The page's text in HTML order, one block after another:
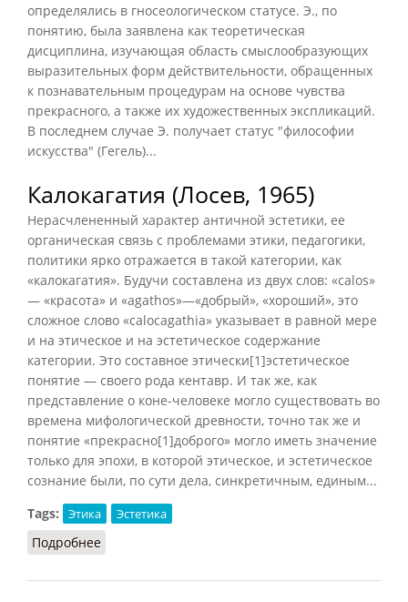
определялись в гносеологическом статусе. Э., по
понятию, была заявлена как теоретическая
дисциплина, изучающая область смыслообразующих
выразительных форм действительности, обращенных
к познавательным процедурам на основе чувства
прекрасного, а также их художественных экспликаций.
В последнем случае Э. получает статус "философии
искусства" (Гегель)...
Калокагатия (Лосев, 1965)
Нерасчлененный характер античной эстетики, ее
органическая связь с проблемами этики, педагогики,
политики ярко отражается в такой категории, как
«калокагатия». Будучи составлена из двух слов: «calos»
— «красота» и «agathos»—«добрый», «хороший», это
сложное слово «calocagathia» указывает в равной мере
и на этическое и на эстетическое содержание
категории. Это составное этически[1]эстетическое
понятие — своего рода кентавр. И так же, как
представление о коне-человеке могло существовать во
времена мифологической древности, точно так же и
понятие «прекрасно[1]доброго» могло иметь значение
только для эпохи, в которой этическое, и эстетическое
сознание были, по сути дела, синкретичным, единым...
Tags:
Этика Эстетика
Подробнее